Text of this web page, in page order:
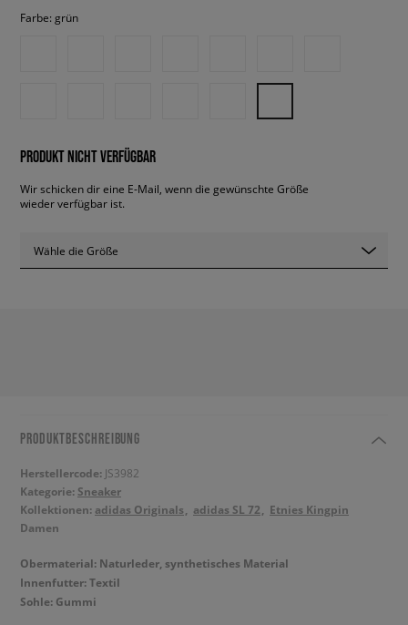
Farbe: grün
PRODUKT NICHT VERFÜGBAR
Wir schicken dir eine E-Mail, wenn die gewünschte Größe
wieder verfügbar ist.
Wähle die Größe
PRODUKTBESCHREIBUNG
Herstellercode: JS3982
Kategorie: Sneaker
Kollektionen: adidas Originals adidas SL 72
Etnies Kingpin
Damen
Obermaterial: Naturleder, synthetisches Material
Innenfutter: Textil
Sohle: Gummi